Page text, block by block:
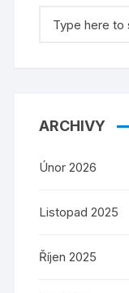
for:
ARCHIVY
Únor 2026
Listopad 2025
Říjen 2025